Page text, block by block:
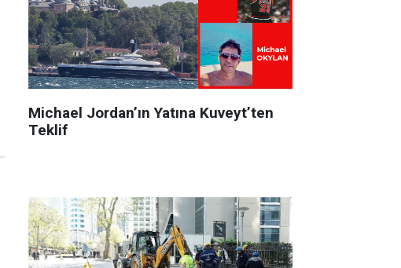
Michael Jordan’ın Yatına Kuveyt’ten
Teklif